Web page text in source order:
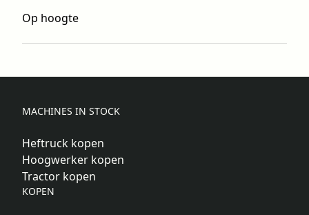
Op hoogte
MACHINES IN STOCK
Heftruck kopen
Hoogwerker kopen
Tractor kopen
KOPEN